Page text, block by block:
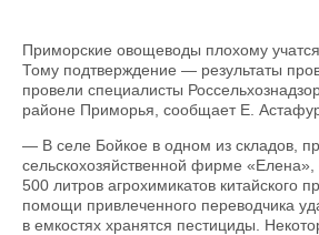
Приморские овощеводы плохому учатся
Тому подтверждение — результаты
провели специалисты
районе Приморья, сообщает Е.
— В селе Бойкое в одном из складов,
сельскохозяйственной фирме
500 литров агрохимикатов китайского
помощи привлеченного переводчика
в емкостях хранятся пестициды.